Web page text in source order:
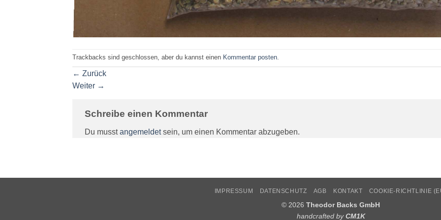
Trackbacks sind geschlossen, aber du kannst einen Kommentar posten
← Zurück
Weiter →
Schreibe einen Kommentar
Du musstangemeldetsein, um einen Kommentar abzugeben.
IMPRESSUM DATENSCHUTZ AGB KONTAKT COOKIE-RICHTLINIE
© 2026 Theodor Backs GmbH
handcrafted byCM1K